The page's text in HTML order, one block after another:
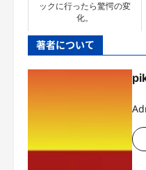
ックに行ったら驚愕の変
化。
著者について